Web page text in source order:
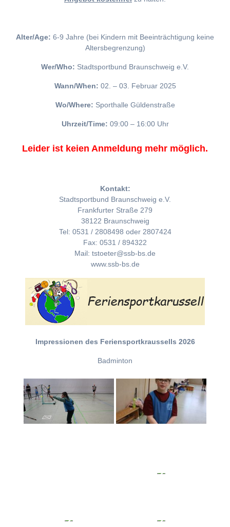
Alter/Age: 6-9 Jahre (bei Kindern mit Beeinträchtigung keine
Altersbegrenzung)
Wer/Who: Stadtsportbund Braunschweig e.V.
Wann/When: 02. – 03. Februar 2025
Wo/Where: Sporthalle Güldenstraße
Uhrzeit/Time: 09:00 – 16:00 Uhr
Leider ist keien Anmeldung mehr möglich.
Kontakt:
Stadtsportbund Braunschweig e.V.
Frankfurter Straße 279
38122 Braunschweig
Tel: 0531 / 2808498 oder 2807424
Fax: 0531 / 894322
Mail: tstoeter@ssb-bs.de
www.ssb-bs.de
Impressionen des Feriensportkraussells 2026
Badminton